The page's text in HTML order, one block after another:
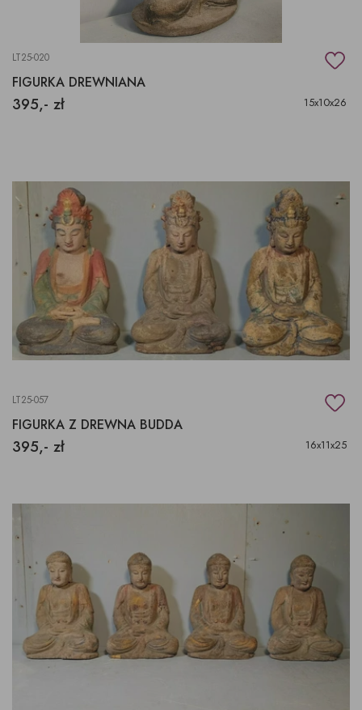
LT25-020
FIGURKA DREWNIANA
395,- zł 15x10x26
LT25-057
FIGURKA Z DREWNA BUDDA
395,- zł 16x11x25